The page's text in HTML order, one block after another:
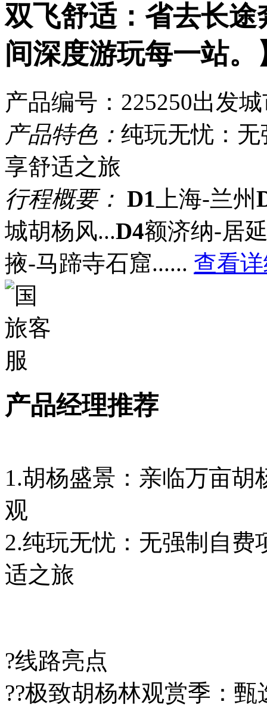
双飞舒适：省去长
间深度游玩每一站。
产品编号：225250出发
产品特色： 纯玩无忧：
享舒适之旅
行程概要： D1 上海-兰州
城胡杨风...D4额济纳-居
掖-马蹄寺石窟...... 查看
产品经理推荐
1.胡杨盛景：亲临万亩
观
2.纯玩无忧：无强制自
适之旅
?线路亮点
??极致胡杨林观赏季：